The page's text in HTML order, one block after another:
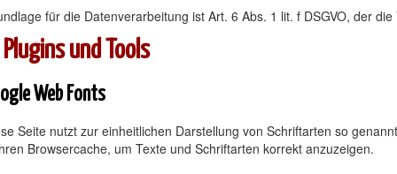
für die Datenverarbeitung ist Art. 6 Abs. 1 lit. f DSGVO, der
und Tools
Web Fonts
Seite nutzt zur einheitlichen Darstellung von Schriftarten so
Browsercache, um Texte und Schriftarten korrekt anzuzeigen.